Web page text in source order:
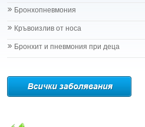
Бронхопневмония
Кръвоизлив от носа
Бронхит и пневмония при деца